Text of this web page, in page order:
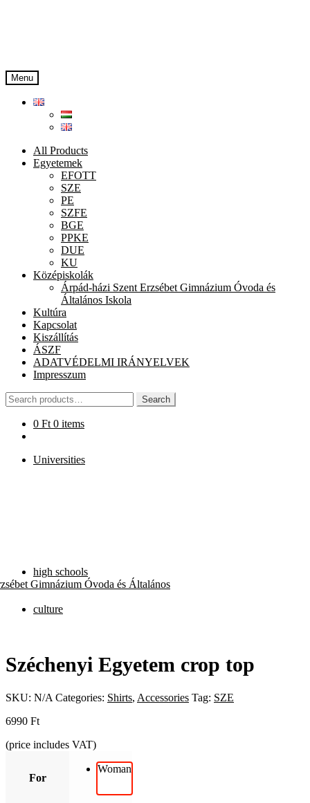
Menu
All Products
Egyetemek
EFOTT
SZE
PE
SZFE
BGE
PPKE
DUE
KU
Középiskolák
Árpád-házi Szent Erzsébet Gimnázium Óvoda és
Általános Iskola
Kultúra
Kapcsolat
Kiszállítás
ÁSZF
ADATVÉDELMI IRÁNYELVEK
Impresszum
Search
for:
Search
0 Ft 0 items
Universities
high schools
Gimnázium Óvoda és Általános
culture
Széchenyi Egyetem crop top
SKU: N/A Categories: Shirts, Accessories Tag: SZE
6990 Ft
(price includes VAT)
For
Woman